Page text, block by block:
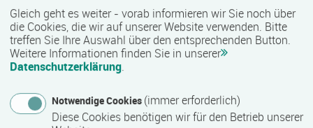
Mit WBS TRAINING haben Sie einen erfahrenen Partner aus
der betrieblichen Personalentwicklung an Ihrer Seite.
Tausende Teilnehmer haben wir seit 1987 in der beruflichen
Bildung weitergebildet und beim Berufseinstieg erfolgreich
unterstützt. Das WBS-Zeugnis ist bei Arbeitgebern durch
unsere bundesweiten Niederlassungen und die feste
Verzahnung mit unserem Firmenkundengeschäft ein
Gleich geht es weiter - vorab informieren wir Sie noch über
die Cookies, die wir auf unserer Website verwenden. Bitte
treffen Sie Ihre Auswahl über den entsprechenden Button.
Weitere Informationen finden Sie in unserer
Datenschutzerklärung.
Notwendige Cookies (immer erforderlich)
Diese Cookies benötigen wir für den Betrieb unserer